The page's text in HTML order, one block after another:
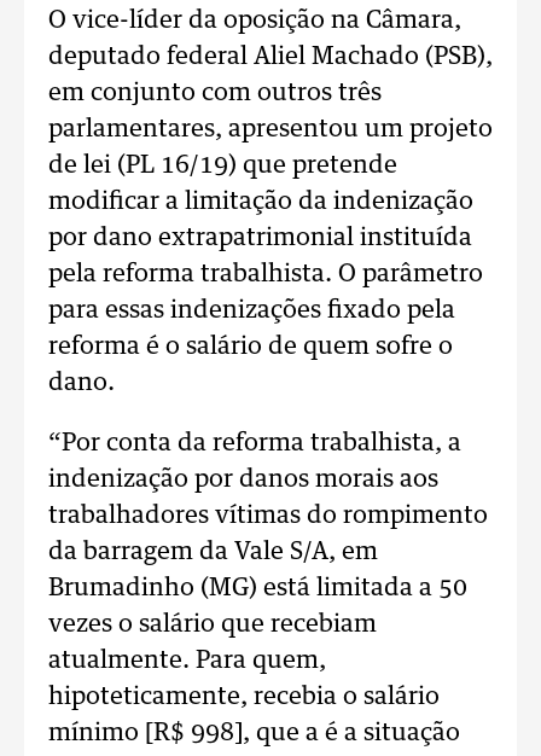
O vice-líder da oposição na Câmara,
deputado federal Aliel Machado (PSB),
em conjunto com outros três
parlamentares, apresentou um projeto
de lei (PL 16/19) que pretende
modificar a limitação da indenização
por dano extrapatrimonial instituída
pela reforma trabalhista. O parâmetro
para essas indenizações fixado pela
reforma é o salário de quem sofre o
dano.
“Por conta da reforma trabalhista, a
indenização por danos morais aos
trabalhadores vítimas do rompimento
da barragem da Vale S/A, em
Brumadinho (MG) está limitada a 50
vezes o salário que recebiam
atualmente. Para quem,
hipoteticamente, recebia o salário
mínimo [R$ 998], que a é a situação